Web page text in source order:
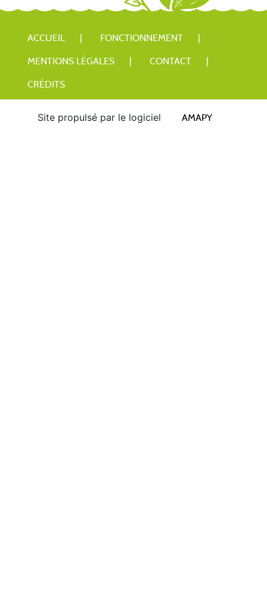
ACCUEIL FONCTIONNEMENT
MENTIONS LÉGALES CONTACT
CRÉDITS
Site propulsé par le logiciel AMAPY